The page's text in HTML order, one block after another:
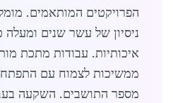
הפרויקטים המותאמים.
ניסיון של עשר שנים ומעלה
איכותיות. עבודות מתכת
ממשיכות לצמוח עם
מספר התושבים. השקעה